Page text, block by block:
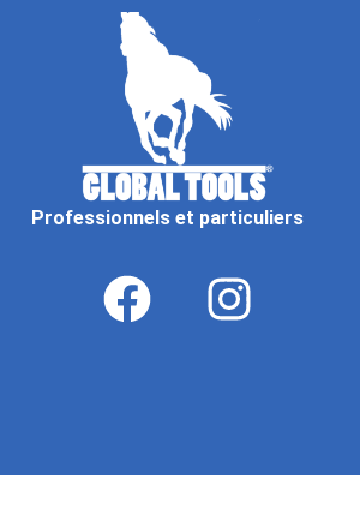
Professionnels et particuliers